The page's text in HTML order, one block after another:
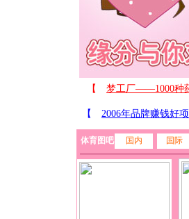
体育图吧 国内 国际